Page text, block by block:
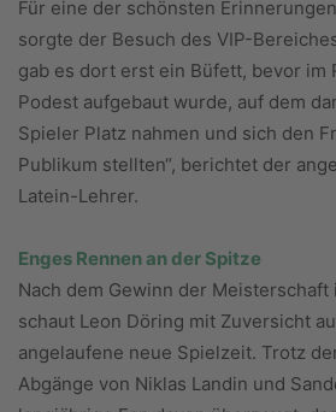
Für eine der schönsten
sorgte der Besuch des VIP-
gab es dort erst ein Büfett, bevor im
Podest aufgebaut wurde, auf dem
Spieler Platz nahmen und sich den
Publikum stellten“, berichtet der
Latein-Lehrer.
Enges Rennen an der Spitze
Nach dem Gewinn der
schaut Leon Döring mit Zuversicht
angelaufene neue Spielzeit. Trotz
Abgänge von Niklas Landin und